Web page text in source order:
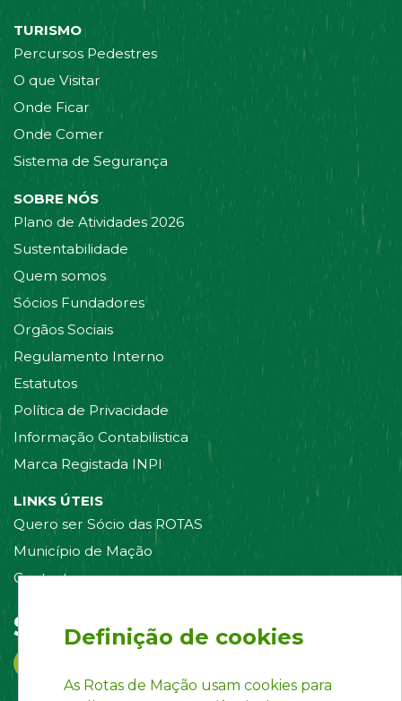
TURISMO
Percursos Pedestres
O que Visitar
Onde Ficar
Onde Comer
Sistema de Segurança
SOBRE NÓS
Plano de Atividades 2026
Sustentabilidade
Quem somos
Sócios Fundadores
Orgãos Sociais
Regulamento Interno
Estatutos
Política de Privacidade
Informação Contabilistica
Marca Registada INPI
LINKS ÚTEIS
Quero ser Sócio das ROTAS
Município de Mação
Contacte-nos
Siga-nos em:
Definição de cookies
As Rotas de Mação usam cookies para